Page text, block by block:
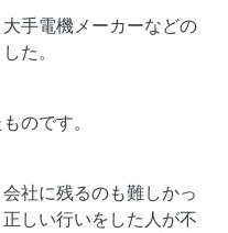
手電機メーカーなどの
た。
のです。
社に残るのも難しかっ
しい行いをした人が不